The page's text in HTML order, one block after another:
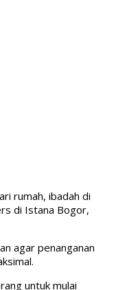
rumah, ibadah di
di Istana Bogor,
agar penanganan
untuk mulai